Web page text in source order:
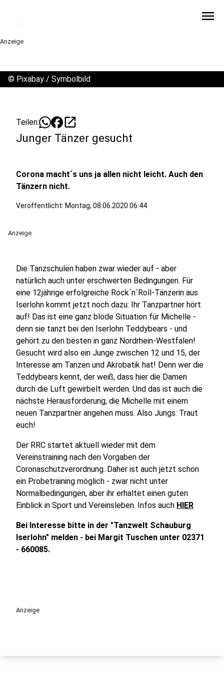
menu
Anzeige
© Pixabay / Symbolbild
Teilen: open_in_new
Junger Tänzer gesucht
Corona macht´s uns ja allen nicht leicht. Auch den
Tänzern nicht.
Veröffentlicht: Montag, 08.06.2020 06:44
Anzeige
Die Tanzschulen haben zwar wieder auf - aber
natürlich auch unter erschwerten Bedingungen. Für
eine 12jährige erfolgreiche Rock´n´Roll-Tänzerin aus
Iserlohn kommt jetzt noch dazu: Ihr Tanzpartner hört
auf! Das ist eine ganz blöde Situation für Michelle -
denn sie tanzt bei den Iserlohn Teddybears - und
gehört zu den besten in ganz Nordrhein-Westfalen!
Gesucht wird also ein Junge zwischen 12 und 15, der
Interesse am Tanzen und Akrobatik hat! Denn wer die
Teddybears kennt, der weiß, dass hier die Damen
durch die Luft gewirbelt werden. Und das ist auch die
nächste Herausforderung, die Michelle mit einem
neuen Tanzpartner angehen muss. Also Jungs: Traut
euch!
Der RRC startet aktuell wieder mit dem
Vereinstraining nach den Vorgaben der
Coronaschutzverordnung. Daher ist auch jetzt schon
ein Probetraining möglich - zwar nicht unter
Normalbedingungen, aber ihr erhaltet einen guten
Einblick in Sport und Vereinsleben. Infos auch HIER
Bei Interesse bitte in der "Tanzwelt Schauburg
Iserlohn" melden - bei Margit Tuschen unter 02371
- 660085.
Anzeige